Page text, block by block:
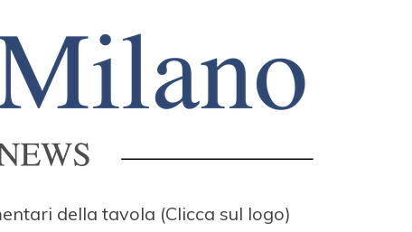
della tavola (Clicca sul logo)